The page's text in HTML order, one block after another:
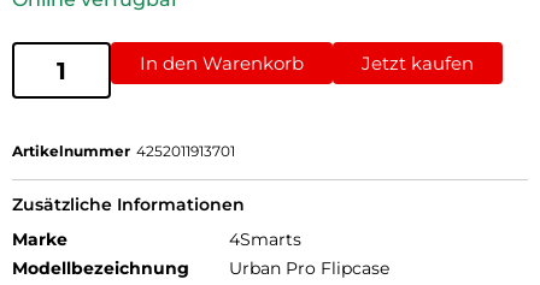
In den Warenkorb Jetzt kaufen
Artikelnummer 4252011913701
Zusätzliche Informationen
Marke
4Smarts
Modellbezeichnung
Urban Pro Flipcase